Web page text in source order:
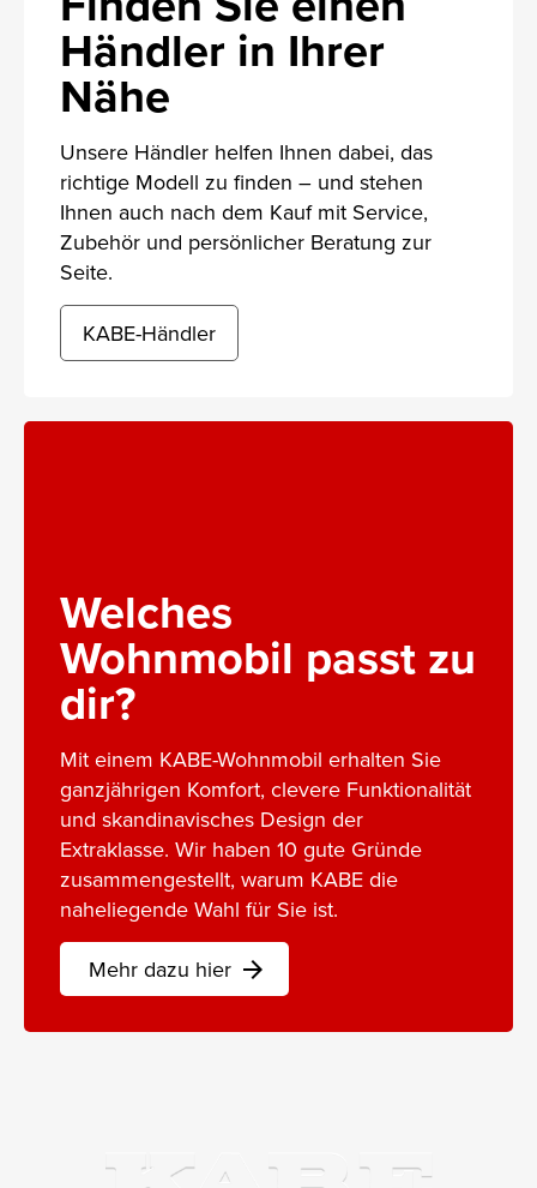
Händler in Ihrer
Nähe
Unsere Händler helfen Ihnen dabei, das
richtige Modell zu finden – und stehen
Ihnen auch nach dem Kauf mit Service,
Zubehör und persönlicher Beratung zur
Seite.
KABE-Händler
Welches
Wohnmobil passt zu
dir?
Mit einem KABE-Wohnmobil erhalten Sie
ganzjährigen Komfort, clevere Funktionalität
und skandinavisches Design der
Extraklasse. Wir haben 10 gute Gründe
zusammengestellt, warum KABE die
naheliegende Wahl für Sie ist.
Mehr dazu hier arrow_forward